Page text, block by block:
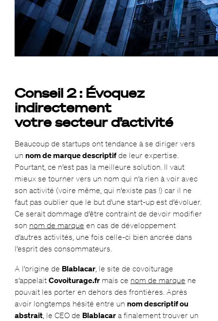
Conseil 2 : Évoquez
indirectement
votre secteur d’activité
Beaucoup de startups ont tendance à se diriger vers
un nom de marque descriptifde leur expertise.
Pourtant, ce n’est pas la meilleure solution. Il vaut
mieux se tourner vers un nom qui n’a rien à voir avec
son activité (voire même, qui n’existe pas !) car il ne
faut pas oublier que le but d’une start-up est d’évoluer.
Ce serait dommage d’être contraint de devoir modifier
son nom de marque en cas de développement
d’autres activités, une fois celle-ci bien ancrée dans
l’esprit des consommateurs.
A l’origine de Blablacar, le site de covoiturage
s’appelait Covoiturage.frmais ce nom de marque ne
pouvait les porter en dehors des frontières. Après
avoir longtemps hésité entre un nom descriptif ou
abstrait, le CEO de Blablacara finalement trouver un